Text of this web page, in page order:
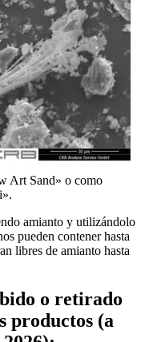
Art Sand» o como
amianto y utilizándolo
pueden contener hasta
libres de amianto hasta
o retirado
productos (a